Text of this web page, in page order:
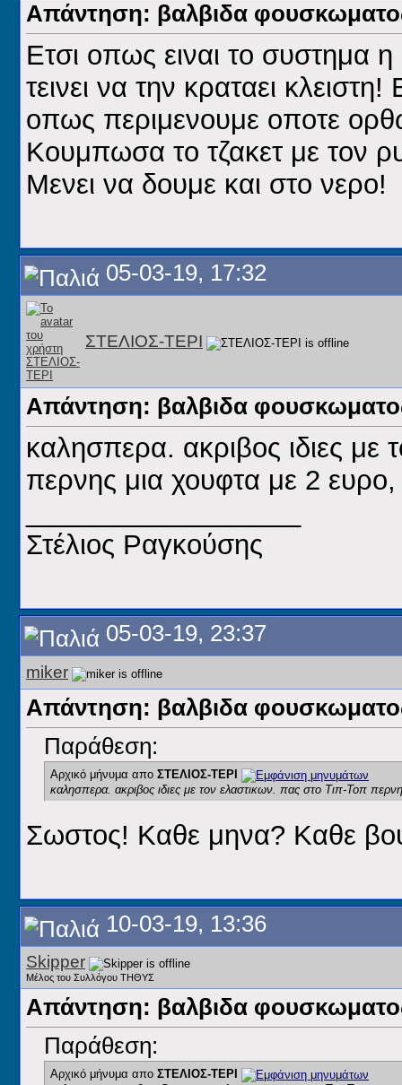
Απάντηση: βαλβιδα
Ετσι οπως ειναι το συστημα
τεινει να την κραταει
οπως περιμενουμε οποτε
Κουμπωσα το τζακετ με τον
Μενει να δουμε και στο νερο!
05-03-19, 17:32
ΣΤΕΛΙΟΣ-ΤΕΡΙ
Απάντηση: βαλβιδα
καλησπερα. ακριβος ιδιες
περνης μια χουφτα με 2
Στέλιος Ραγκούσης
05-03-19, 23:37
miker
Απάντηση: βαλβιδα
Παράθεση:
Αρχικό μήνυμα απο ΣΤΕΛΙΟΣ-ΤΕΡΙ
καλησπερα. ακριβος ιδιες με τον ελαστικων. πας στο Τιπ-Τοπ
Σωστος! Καθε μηνα? Καθε
10-03-19, 13:36
Skipper
Μέλος του Συλλόγου ΤΗΘΥΣ
Απάντηση: βαλβιδα
Παράθεση:
Αρχικό μήνυμα απο ΣΤΕΛΙΟΣ-ΤΕΡΙ